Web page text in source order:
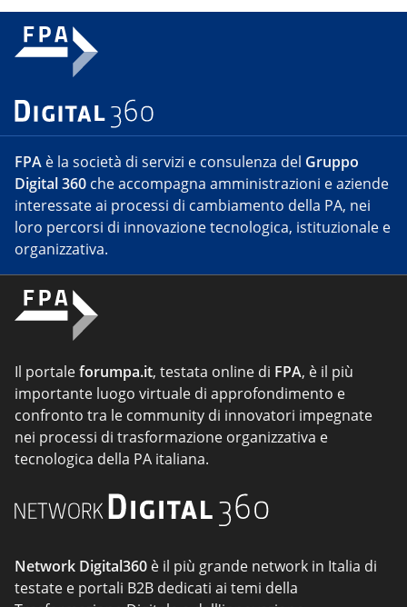
FPA è la società di servizi e consulenza del Gruppo
Digital 360 che accompagna amministrazioni e aziende
interessate ai processi di cambiamento della PA, nei
loro percorsi di innovazione tecnologica, istituzionale e
organizzativa.
Il portaleforumpa.it, testata online di FPA, è il più
importante luogo virtuale di approfondimento e
confronto tra le community di innovatori impegnate
nei processi di trasformazione organizzativa e
tecnologica della PA italiana.
Network Digital360 è il più grande network in Italia di
testate e portali B2B dedicati ai temi della